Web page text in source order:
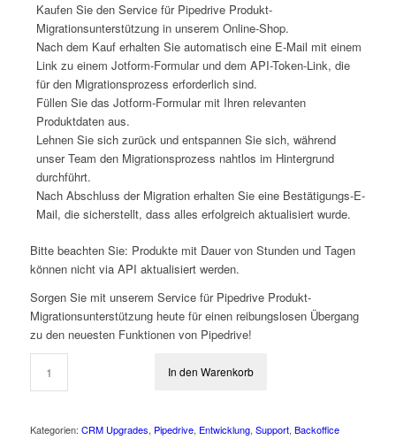
Kaufen Sie den Service für Pipedrive Produkt-
Migrationsunterstützung in unserem Online-Shop.
Nach dem Kauf erhalten Sie automatisch eine E-Mail mit einem
Link zu einem Jotform-Formular und dem API-Token-Link, die
für den Migrationsprozess erforderlich sind.
Füllen Sie das Jotform-Formular mit Ihren relevanten
Produktdaten aus.
Lehnen Sie sich zurück und entspannen Sie sich, während
unser Team den Migrationsprozess nahtlos im Hintergrund
durchführt.
Nach Abschluss der Migration erhalten Sie eine Bestätigungs-E-
Mail, die sicherstellt, dass alles erfolgreich aktualisiert wurde.
Bitte beachten Sie: Produkte mit Dauer von Stunden und Tagen
können nicht via API aktualisiert werden.
Sorgen Sie mit unserem Service für Pipedrive Produkt-
Migrationsunterstützung heute für einen reibungslosen Übergang
zu den neuesten Funktionen von Pipedrive!
In den Warenkorb
Kategorien: CRM Upgrades, Pipedrive, Entwicklung, Support, Backoffice